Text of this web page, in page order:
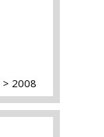
2008